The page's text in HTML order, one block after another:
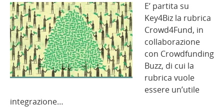
E’ partita su
Key4Biz la rubrica
Crowd4Fund, in
collaborazione
con Crowdfunding
Buzz, di cui la
rubrica vuole
essere un’utile
integrazione…